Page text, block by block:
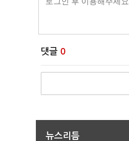
댓글 0
뉴스리듬